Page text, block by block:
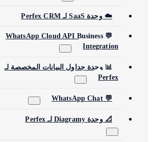
Core Concord CRM extensions
📊
Management
☁️ وحدة SaaS لـ Perfex CRM
💬 WhatsApp Cloud API Business
Integration
📊 وحدة جداول البيانات المخصصة لـ
Perfex
💬 WhatsApp Chat
📐 وحدة Diagramy لـ Perfex